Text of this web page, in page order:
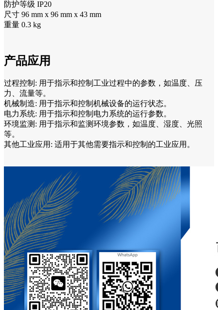
防护等级 IP20
尺寸 96 mm x 96 mm x 43 mm
重量 0.3 kg
产品应用
过程控制: 用于指示和控制工业过程中的参数，如温度、压
力、流量等。
机械制造: 用于指示和控制机械设备的运行状态。
电力系统: 用于指示和控制电力系统的运行参数。
环境监测: 用于指示和监测环境参数，如温度、湿度、光照
等。
其他工业应用: 适用于其他需要指示和控制的工业应用。